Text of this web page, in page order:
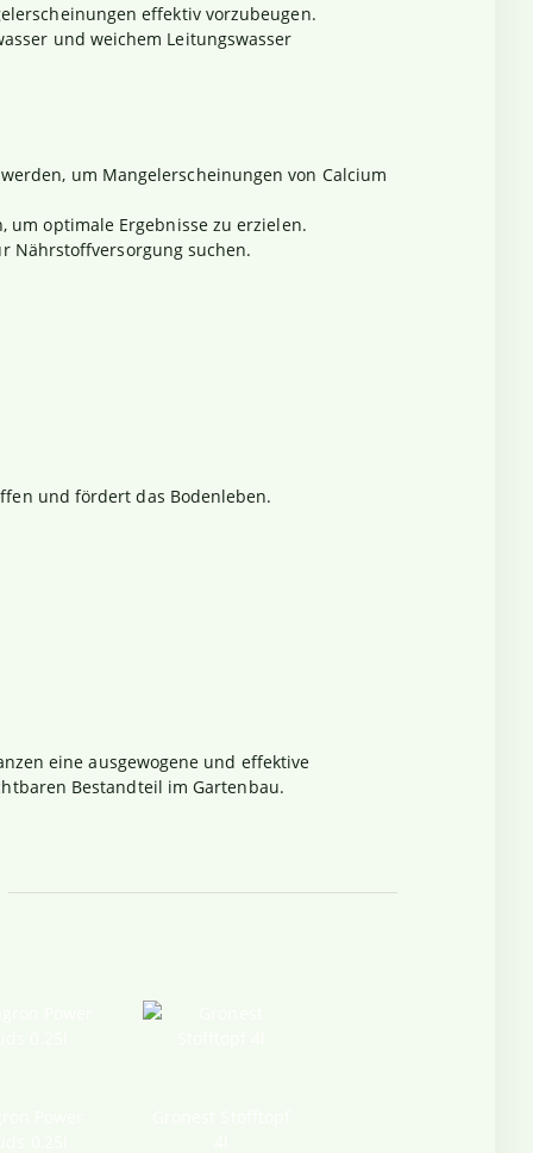
effektiv vorzubeugen.
und weichem Leitungswasser
um Mangelerscheinungen von Calcium
um optimale Ergebnisse zu erzielen.
Nährstoffversorgung suchen.
und fördert das Bodenleben.
eine ausgewogene und effektive
Bestandteil im Gartenbau.